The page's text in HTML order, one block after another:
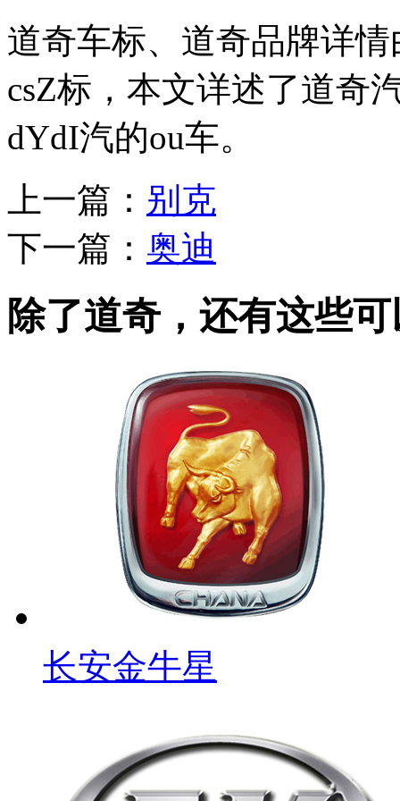
道奇车标、道奇品牌详
csZ标，本文详述了道奇
dYdI汽的ou车。
上一篇： 别克
下一篇： 奥迪
除了道奇，还有这些
长安金牛星